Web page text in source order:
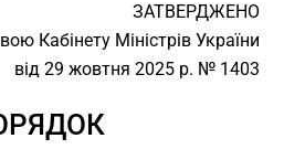
ЗАТВЕРДЖЕНО
Кабінету Міністрів України
від 29 жовтня 2025 р. № 1403